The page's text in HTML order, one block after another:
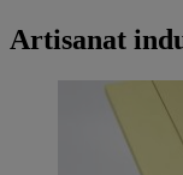
Artisanat